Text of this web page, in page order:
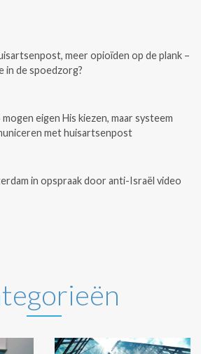
meer opioïden op de plank –
in de spoedzorg?
eigen His kiezen, maar systeem
met huisartsenpost
in opspraak door anti-Israël video